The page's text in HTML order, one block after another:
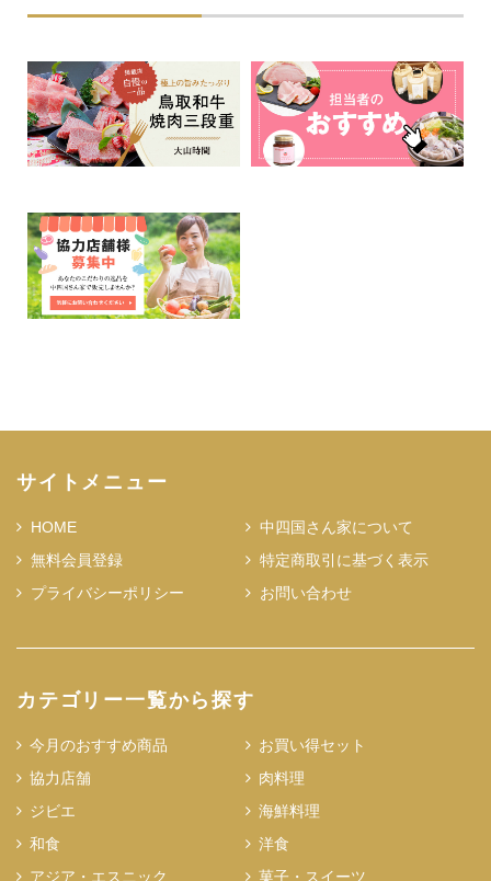
サイトメニュー
HOME
中四国さん家について
無料会員登録
特定商取引に基づく表示
プライバシーポリシー
お問い合わせ
カテゴリー一覧から探す
今月のおすすめ商品
お買い得セット
協力店舗
肉料理
ジビエ
海鮮料理
和食
洋食
アジア・エスニック
菓子・スイーツ